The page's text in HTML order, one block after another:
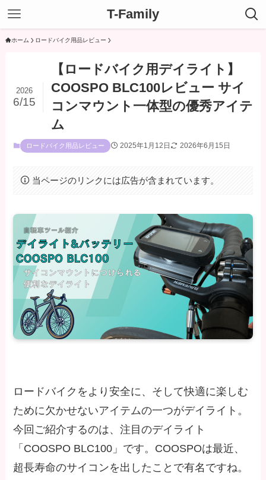
T-Family
ホーム ロードバイク用品レビュー
【ロードバイク用デイライト】
COOSPO BLC100レビュー サイ
コンマウント一体型の優秀アイテ
ム
2026
6/15
ロードバイク用品レビュー 2025年1月12日 2026年6月15日
当ページのリンクには広告が含まれています。
ロードバイクをより安全に、そして快適に楽しむ
ために欠かせないアイテムの一つがデイライト。
今回ご紹介するのは、注目のデイライト
「COOSPO BLC100」です。COOSPOは最近、
超長寿命のサイコンを出したことで有名ですね。